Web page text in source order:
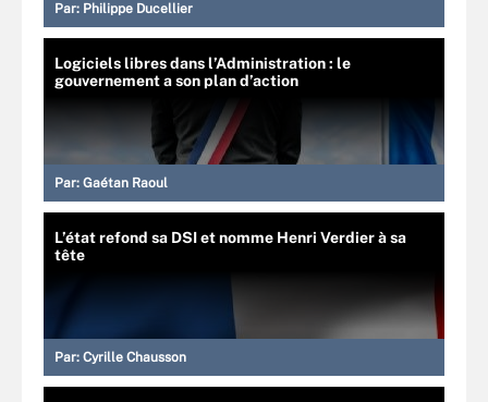
Par: Philippe Ducellier
Logiciels libres dans l’Administration : le
gouvernement a son plan d’action
Par: Gaétan Raoul
L’état refond sa DSI et nomme Henri Verdier à sa
tête
Par: Cyrille Chausson